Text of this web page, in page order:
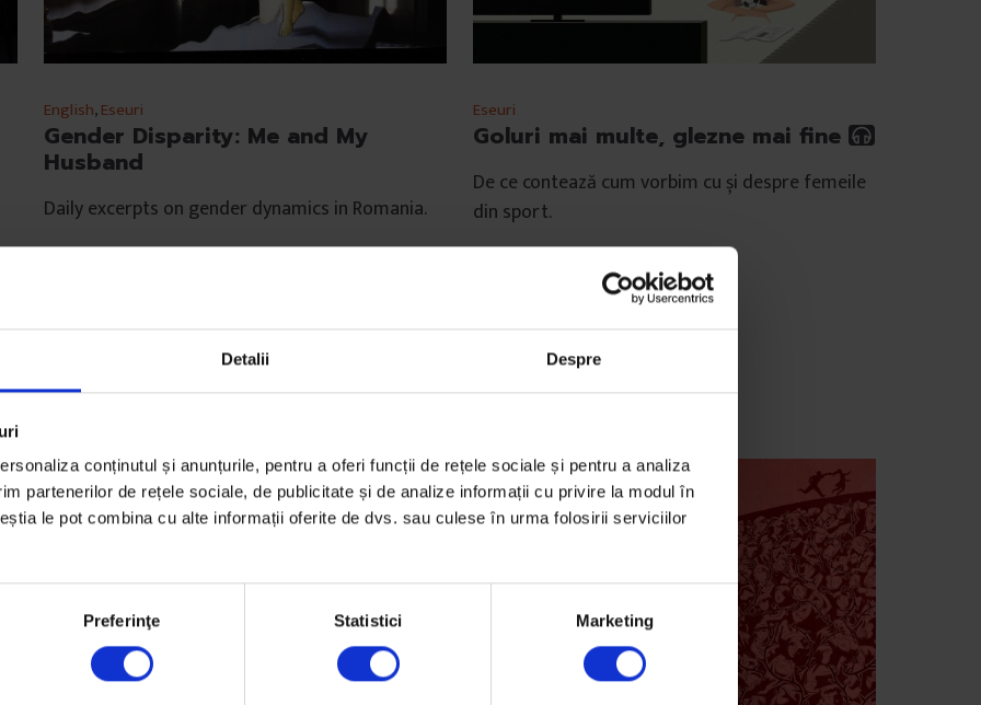
Detalii Despre
conținutul și anunțurile, pentru a oferi funcții de rețele sociale și pentru a analiza
partenerilor de rețele sociale, de publicitate și de analize informații cu privire la modul în
le pot combina cu alte informații oferite de dvs. sau culese în urma folosirii serviciilor
Preferinţe Statistici Marketing
English,Eseuri
Gender Disparity: Me and My
Husband
Daily excerpts on gender dynamics in Romania.
24 septembrie 2019
Eseuri
Goluri mai multe, glezne mai fine
De ce contează cum vorbim cu și despre femeile
din sport.
Irina Perju
Timp de citire: 17 minute
19 septembrie 2019